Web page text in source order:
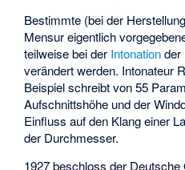
Bestimmte (bei der
Mensur eigentlich
teilweise bei der Intonationder
verändert werden. Intonateur
Beispiel schreibt von 55
Aufschnittshöhe und der
Einfluss auf den Klang einer
der Durchmesser.
1927 beschloss der Deutsche